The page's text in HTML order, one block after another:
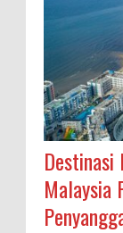
Destinasi
Malaysia